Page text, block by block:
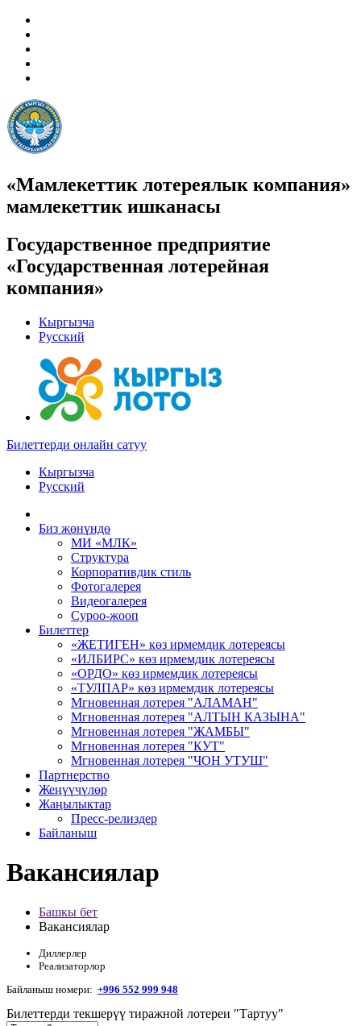
«Мамлекеттик лотереялык компания»
мамлекеттик ишканасы
Государственное предприятие
«Государственная лотерейная
компания»
Кыргызча
Русский
Билеттерди онлайн сатуу
Кыргызча
Русский
Биз жөнүндө
МИ «МЛК»
Структура
Корпоративдик стиль
Фотогалерея
Видеогалерея
Суроо-жооп
Билеттер
«ЖЕТИГЕН» көз ирмемдик лотереясы
«ИЛБИРС» көз ирмемдик лотереясы
«ОРДО» көз ирмемдик лотереясы
«ТУЛПАР» көз ирмемдик лотереясы
Мгновенная лотерея "АЛАМАН"
Мгновенная лотерея "АЛТЫН КАЗЫНА"
Мгновенная лотерея "ЖАМБЫ"
Мгновенная лотерея "КУТ"
Мгновенная лотерея "ЧОН УТУШ"
Партнерство
Жеңүүчүлөр
Жаңылыктар
Пресс-релиздер
Байланыш
Вакансиялар
Башкы бет
Вакансиялар
Диллерлер
Реализаторлор
Байланыш номери: +996 552 999 948
Билеттерди текшерүү тиражной лотереи "Тартуу"